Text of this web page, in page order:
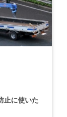
止に使いた